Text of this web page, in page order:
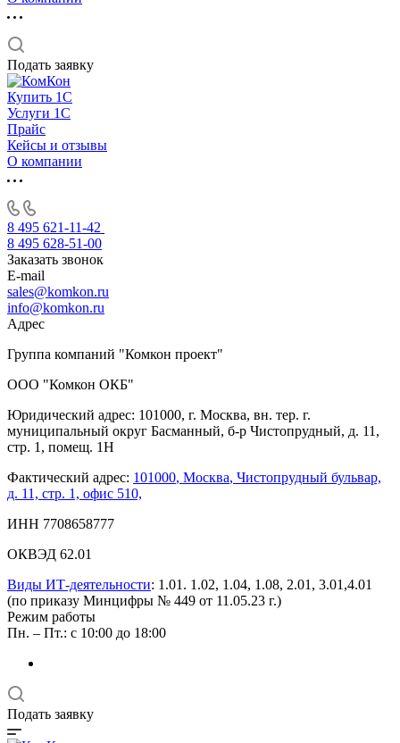
Подать заявку
Купить 1С
Услуги 1С
Прайс
Кейсы и отзывы
О компании
8 495 621-11-42
8 495 628-51-00
Заказать звонок
E-mail
sales@komkon.ru
info@komkon.ru
Адрес
Группа компаний "Комкон проект"
ООО "Комкон ОКБ"
Юридический адрес: 101000, г. Москва, вн. тер. г.
муниципальный округ Басманный, б-р Чистопрудный, д. 11,
стр. 1, помещ. 1Н
Фактический адрес: 101000, Москва, Чистопрудный бульвар,
д. 11, стр. 1, офис 510,
ИНН 7708658777
ОКВЭД 62.01
Виды ИТ-деятельности: 1.01. 1.02, 1.04, 1.08, 2.01, 3.01,4.01
(по приказу Минцифры № 449 от 11.05.23 г.)
Режим работы
Пн. – Пт.: с 10:00 до 18:00
Подать заявку